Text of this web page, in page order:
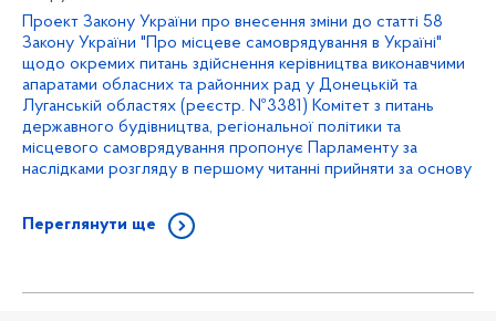
Проект Закону України про внесення зміни до статті 58
Закону України "Про місцеве самоврядування в Україні"
щодо окремих питань здійснення керівництва виконавчими
апаратами обласних та районних рад у Донецькій та
Луганській областях (реєстр. №3381) Комітет з питань
державного будівництва, регіональної політики та
місцевого самоврядування пропонує Парламенту за
наслідками розгляду в першому читанні прийняти за основу
Переглянути ще